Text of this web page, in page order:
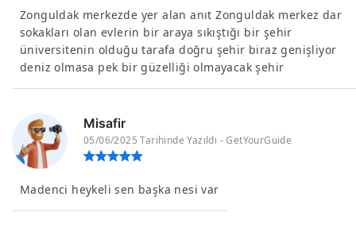
Zonguldak merkezde yer alan anıt Zonguldak merkez dar
sokakları olan evlerin bir araya sıkıştığı bir şehir
üniversitenin olduğu tarafa doğru şehir biraz genişliyor
deniz olmasa pek bir güzelliği olmayacak şehir
Misafir
05/06/2025 Tarihinde Yazıldı - GetYourGuide
Madenci heykeli sen başka nesi var